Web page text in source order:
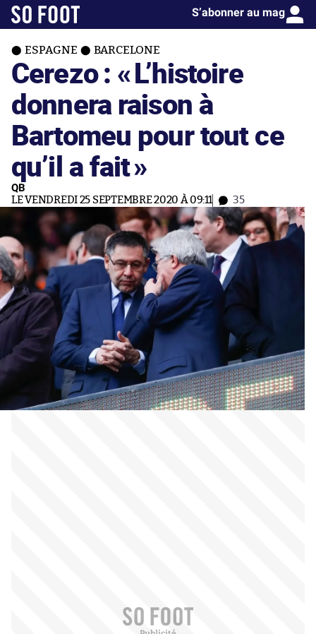
S’abonner au mag
ESPAGNE BARCELONE
Cerezo : «L’histoire
donnera raison à
Bartomeu pour tout ce
qu’il a fait»
QB
LE VENDREDI 25 SEPTEMBRE 2020 À 09:11 35